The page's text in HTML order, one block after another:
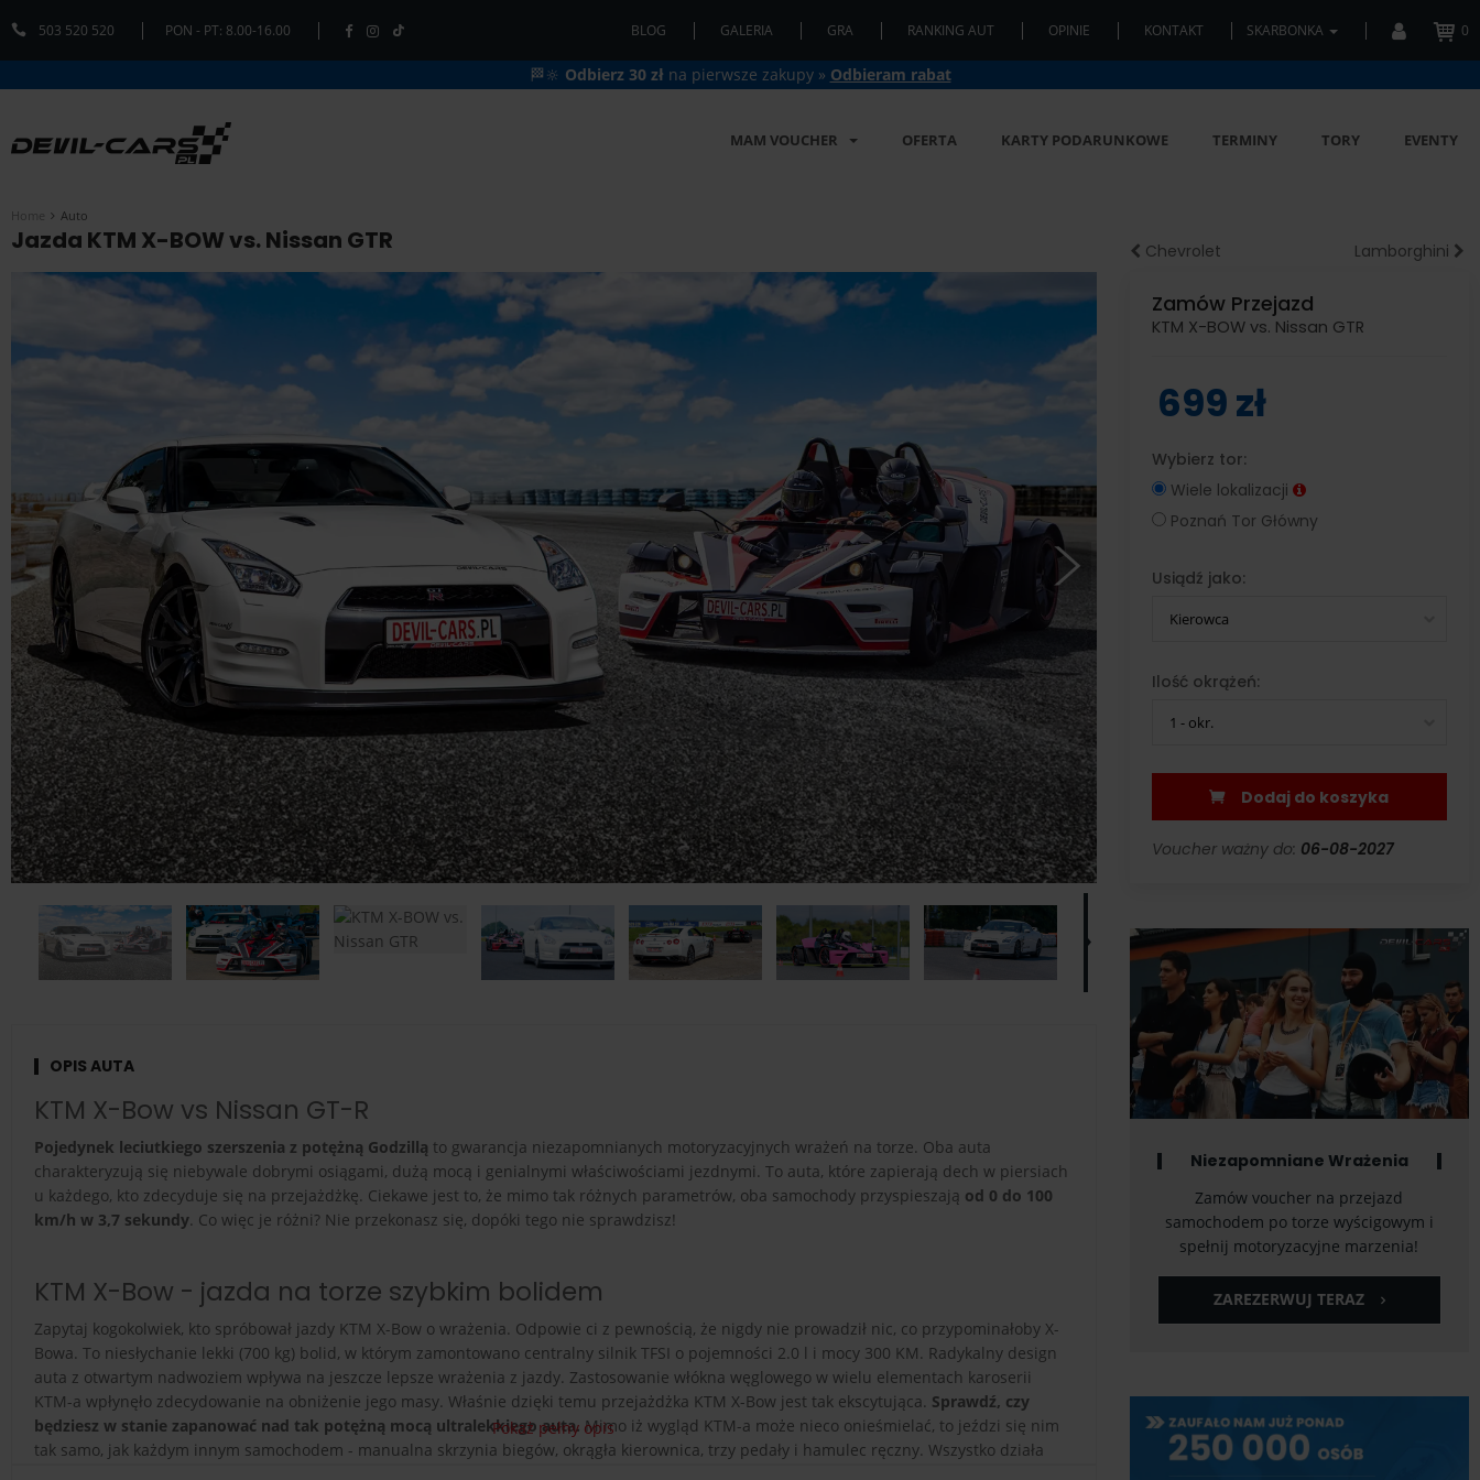
503 520 520 PON - PT: 8.00-16.00 BLOG GALERIA GRA RANKING AUT OPINIE KONTAKT SKARBONKA 0
🏁🔆 Odbierz 30 zł na pierwsze zakupy » Odbieram rabat
MAM VOUCHER OFERTA KARTY PODARUNKOWE TERMINY TORY EVENTY
Home Auto
Jazda KTM X-BOW vs. Nissan GTR
OPIS AUTA
KTM X-Bow vs Nissan GT-R
Pojedynek leciutkiego szerszenia z potężną Godzillą to gwarancja niezapomnianych motoryzacyjnych wrażeń na torze. Oba auta
charakteryzują się niebywale dobrymi osiągami, dużą mocą i genialnymi właściwościami jezdnymi. To auta, które zapierają dech w piersiach
u każdego, kto zdecyduje się na przejażdżkę. Ciekawe jest to, że mimo tak różnych parametrów, oba samochody przyspieszają od 0 do 100
km/h w 3,7 sekundy. Co więc je różni? Nie przekonasz się, dopóki tego nie sprawdzisz!
KTM X-Bow - jazda na torze szybkim bolidem
Zapytaj kogokolwiek, kto spróbował jazdy KTM X-Bow o wrażenia. Odpowie ci z pewnością, że nigdy nie prowadził nic, co przypominałoby X-
Bowa. To niesłychanie lekki (700 kg) bolid, w którym zamontowano centralny silnik TFSI o pojemności 2.0 l i mocy 300 KM. Radykalny design
auta z otwartym nadwoziem wpływa na jeszcze lepsze wrażenia z jazdy. Zastosowanie włókna węglowego w wielu elementach karoserii
KTM-a wpłynęło zdecydowanie na obniżenie jego masy. Właśnie dzięki temu przejażdżka KTM X-Bow jest tak ekscytująca. Sprawdź, czy
będziesz w stanie zapanować nad tak potężną mocą ultralekkiego auta. Mimo iż wygląd KTM-a może nieco onieśmielać, to jeździ się nim
tak samo, jak każdym innym samochodem - manualna skrzynia biegów, okrągła kierownica, trzy pedały i hamulec ręczny. Wszystko działa
Pokaż pełny opis
Chevrolet Lamborghini
Zamów Przejazd
KTM X-BOW vs. Nissan GTR
699 zł
Wybierz tor:
Wiele lokalizacji
Poznań Tor Główny
Usiądź jako:
Kierowca
Ilość okrążeń:
1 - okr.
Dodaj do koszyka
Voucher ważny do: 06-08-2027
Niezapomniane Wrażenia
Zamów voucher na przejazd
samochodem po torze wyścigowym i
spełnij motoryzacyjne marzenia!
ZAREZERWUJ TERAZ